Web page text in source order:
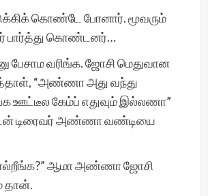
கொண்டே போனார். மூவரும்
பார்த்து கொண்டனர்…
வரிங்க. ஜோசி மெதுவான
“அண்ணா அது வந்து
ஊட்டீல கேம்ப் எதுவும் இல்லணா”
டிரைவர் அண்ணா வண்டியை
ஆமா அண்ணா ஜோசி
தான்.